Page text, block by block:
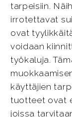
tarpeisiin.
irrotettavat
ovat
voidaan
työkaluja.
käyttäjien
tuotteet ovat
joissa